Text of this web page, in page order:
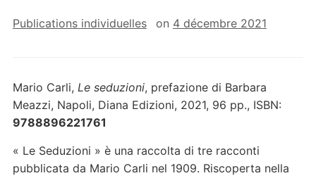
Publications individuelles on 4 décembre 2021
Mario Carli, Le seduzioni, prefazione di Barbara
Meazzi, Napoli, Diana Edizioni, 2021, 96 pp., ISBN:
9788896221761
« Le Seduzioni » è una raccolta di tre racconti
pubblicata da Mario Carli nel 1909. Riscoperta nella